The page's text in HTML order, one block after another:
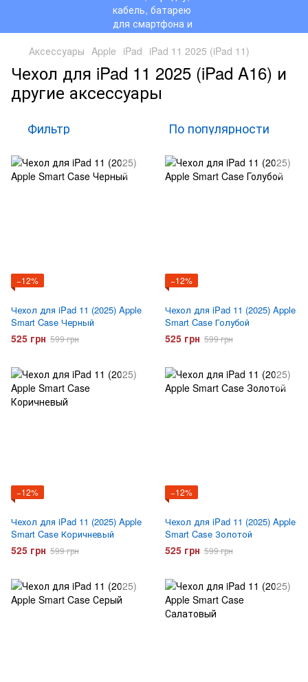
Аксессуары Apple iPad iPad 11 2025 (iPad 11)
Чехол для iPad 11 2025 (iPad A16) и
другие аксессуары
Фильтр По популярности
−12%
Чехол для iPad 11 (2025) Apple
Smart Case Черный
525 грн 599 грн
−12%
Чехол для iPad 11 (2025) Apple
Smart Case Голубой
525 грн 599 грн
−12%
Чехол для iPad 11 (2025) Apple
Smart Case Коричневый
525 грн 599 грн
−12%
Чехол для iPad 11 (2025) Apple
Smart Case Золотой
525 грн 599 грн